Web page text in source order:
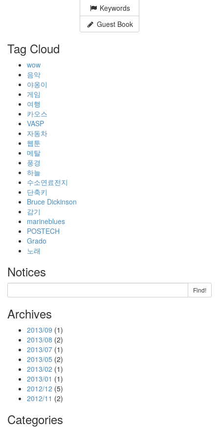
Keywords
Guest Book
Tag Cloud
wow
음악
야옹이
게임
여행
카오스
VASP
자동차
웹툰
메탈
풍경
하늘
수소연료전지
단축키
Bruce Dickinson
감기
marineblues
POSTECH
Grado
노래
Notices
Find!
Archives
2013/09 (1)
2013/08 (2)
2013/07 (1)
2013/05 (2)
2013/02 (1)
2013/01 (1)
2012/12 (5)
2012/11 (2)
Categories